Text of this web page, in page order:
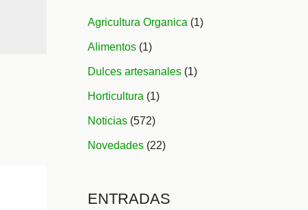
Agricultura Organica (1)
Alimentos (1)
Dulces artesanales (1)
Horticultura (1)
Noticias (572)
Novedades (22)
ENTRADAS